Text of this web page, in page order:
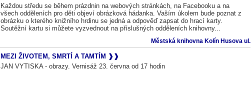
Každou středu se během prázdnin na webových stránkách, na Facebooku a na
všech odděleních pro děti objeví obrázková hádanka. Vaším úkolem bude poznat z
obrázku o kterého knižního hrdinu se jedná a odpověď zapsat do hrací karty.
Soutěžní kartu si můžete vyzvednout na příslušných odděleních knihovny...
Městská knihovna Kolín Husova ul.
MEZI ŽIVOTEM, SMRTÍ A TAMTÍM
JAN VYTISKA - obrazy. Vernisáž 23. června od 17 hodin